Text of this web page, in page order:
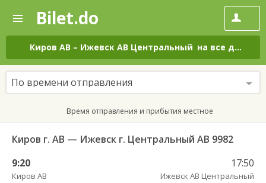
—
Поиск
и
покупка
билетов
на
автобус
онлайн
Bilet.do
Киров АВ – Ижевск АВ Центральный на все дни
По времени отправления
Время отправления и прибытия местное
Киров г. АВ — Ижевск г. Центральный АВ 9982
9:20
Киров АВ
17:50
Ижевск АВ Центральный